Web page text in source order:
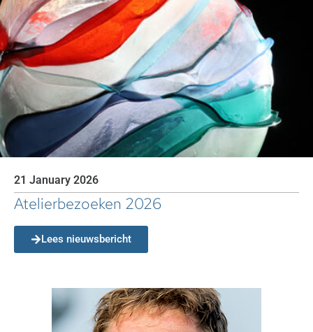
21 January 2026
Atelierbezoeken 2026
Lees nieuwsbericht